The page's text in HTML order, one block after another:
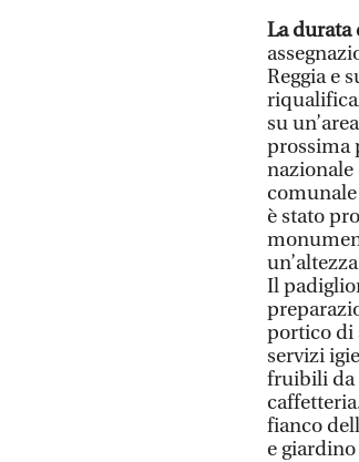
La durata
Reggia e
su
prossima
nazionale
è stato
Il
portico di
servizi
fruibili da
fianco
e